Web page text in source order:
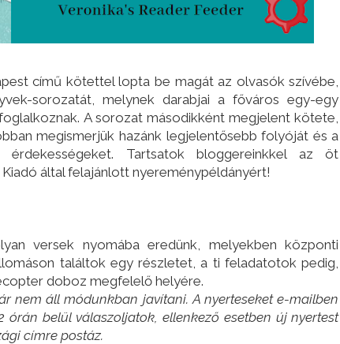
című kötettel lopta be magát az olvasók szívébe,
sorozatát, melynek darabjai a főváros egy-egy
A sorozat másodikként megjelent kötete,
megismerjük hazánk legjelentősebb folyóját és a
Tartsatok bloggereinkkel az öt
által felajánlott nyereménypéldányért!
versek nyomába eredünk, melyekben központi
találtok egy részletet, a ti feladatotok pedig,
doboz megfelelő helyére.
nem áll módunkban javítani. A nyerteseket e-mailben
órán belül válaszoljatok, ellenkező esetben új nyertest
címre postáz.